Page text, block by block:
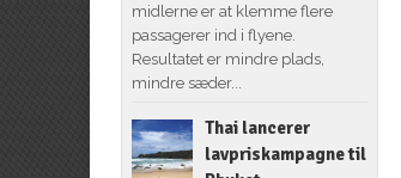
midlerne er at klemme flere
passagerer ind i flyene.
Resultatet er mindre plads,
mindre sæder...
Thai lancerer
lavpriskampagne til